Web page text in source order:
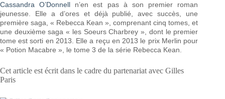
Cassandra O’Donnell n’en est pas à son premier roman
jeunesse. Elle a d’ores et déjà publié, avec succès, une
première saga, « Rebecca Kean », comprenant cinq tomes, et
une deuxième saga « les Soeurs Charbrey », dont le premier
tome est sorti en 2013. Elle a reçu en 2013 le prix Merlin pour
« Potion Macabre », le tome 3 de la série Rebecca Kean.
Cet article est écrit dans le cadre du partenariat avec Gilles
Paris